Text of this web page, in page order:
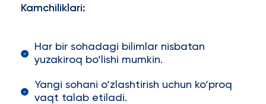
Kamchiliklari:
Har bir sohadagi bilimlar nisbatan
yuzakiroq bo‘lishi mumkin.
Yangi sohani o‘zlashtirish uchun ko‘proq
vaqt talab etiladi.